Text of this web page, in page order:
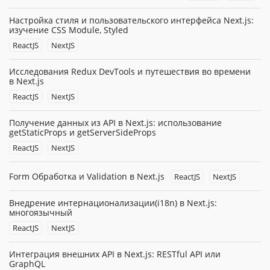
Настройка стиля и пользовательского интерфейса Next.js:
изучение CSS Module, Styled
ReactJS NextJS
Исследования Redux DevTools и путешествия во времени
в Next.js
ReactJS NextJS
Получение данных из API в Next.js: использование
getStaticProps и getServerSideProps
ReactJS NextJS
Form Обработка и Validation в Next.js ReactJS NextJS
Внедрение интернационализации(i18n) в Next.js:
многоязычный
ReactJS NextJS
Интеграция внешних API в Next.js: RESTful API или
GraphQL